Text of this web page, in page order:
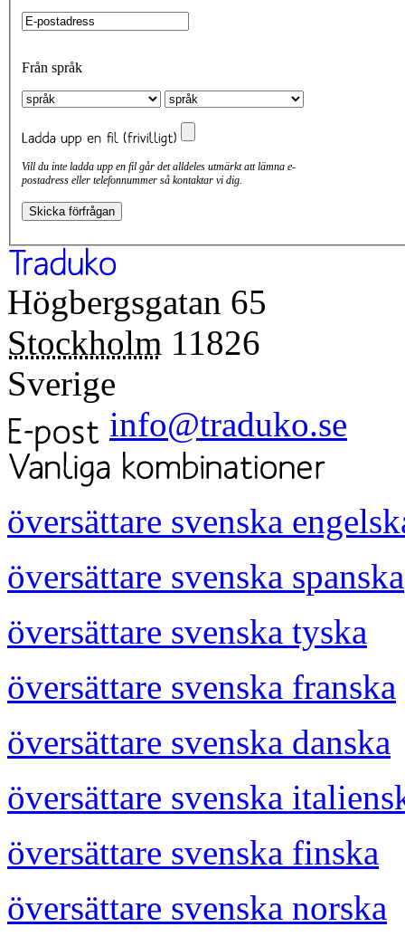
Från språk
Vill du inte ladda upp en fil går det alldeles utmärkt att lämna e-
postadress eller telefonnummer så kontaktar vi dig.
Högbergsgatan 65
Stockholm 11826
Sverige
info@traduko.se
översättare svenska
översättare svenska spanska
översättare svenska tyska
översättare svenska franska
översättare svenska danska
översättare svenska
översättare svenska finska
översättare svenska norska